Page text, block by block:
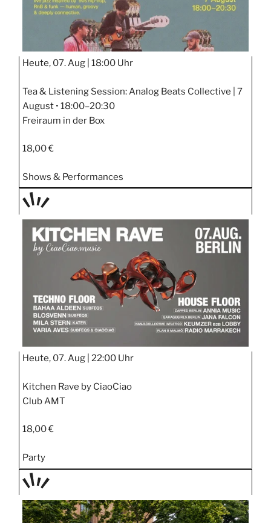
Heute, 07. Aug | 18:00 Uhr
Tea & Listening Session: Analog Beats Collective | 7
August • 18:00–20:30
Freiraum in der Box
18,00 €
Shows & Performances
TAGE
STIPP
Heute, 07. Aug | 22:00 Uhr
Kitchen Rave by CiaoCiao
Club AMT
18,00 €
Party
TAGE
STIPP